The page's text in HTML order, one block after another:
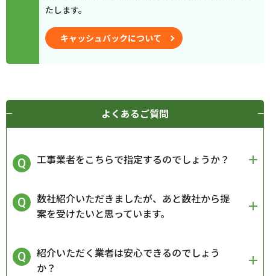
たします。
キャッシュバックについて
よくあるご質問
工事業者をこちらで指定するのでしょうか？
数社紹介いただきましたが、あと数社から提
案を受けたいと思っています。
紹介いただく業者は安心できるのでしょう
か？